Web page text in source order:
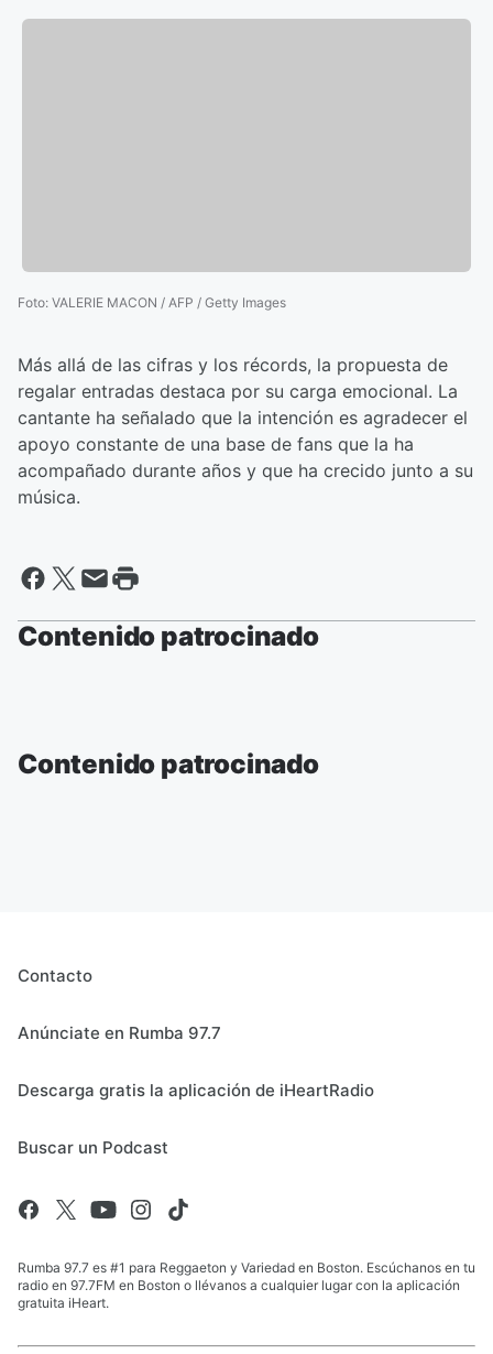
Foto: VALERIE MACON / AFP / Getty Images
Más allá de las cifras y los récords, la propuesta de
regalar entradas destaca por su carga emocional. La
cantante ha señalado que la intención es agradecer el
apoyo constante de una base de fans que la ha
acompañado durante años y que ha crecido junto a su
música.
Contenido patrocinado
Contenido patrocinado
Contacto
Anúnciate en Rumba 97.7
Descarga gratis la aplicación de iHeartRadio
Buscar un Podcast
Rumba 97.7 es #1 para Reggaeton y Variedad en Boston. Escúchanos en tu
radio en 97.7FM en Boston o llévanos a cualquier lugar con la aplicación
gratuita iHeart.